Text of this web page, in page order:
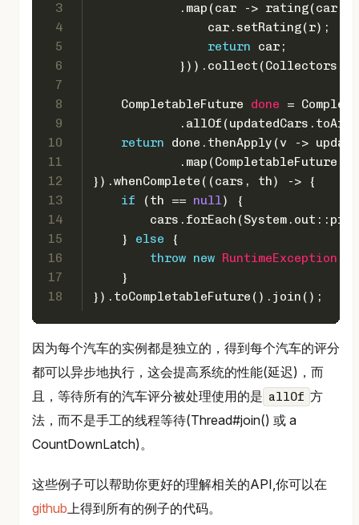
3
4
5
6
7
8
9
10
11
12
13
14
15
16
17
18
.map(car ->
                car.setRating(r);
return car;
CompletableFuture done =
return done.thenApply(v ->
}).whenComplete((cars, th) -> {
if (th == null) {
    }
else {
throw new RuntimeException
    }
}).toCompletableFuture().join();
因为每个汽车的实例都是独立的，得到每个汽车的评分
都可以异步地执行，这会提高系统的性能(延迟)，而
且，等待所有的汽车评分被处理使用的是 allOf 方
法，而不是手工的线程等待(Thread#join() 或 a
CountDownLatch)。
这些例子可以帮助你更好的理解相关的API,你可以在
github上得到所有的例子的代码。